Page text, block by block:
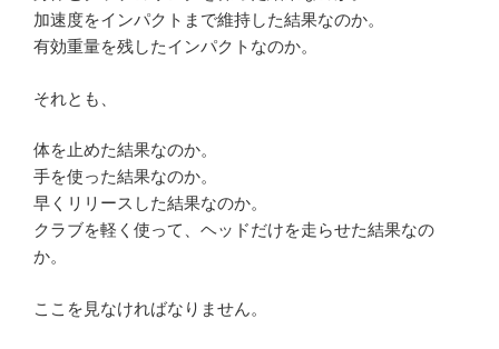
加速度をインパクトまで維持した結果なのか。
有効重量を残したインパクトなのか。
それとも、
体を止めた結果なのか。
手を使った結果なのか。
早くリリースした結果なのか。
クラブを軽く使って、ヘッドだけを走らせた結果なの
か。
ここを見なければなりません。